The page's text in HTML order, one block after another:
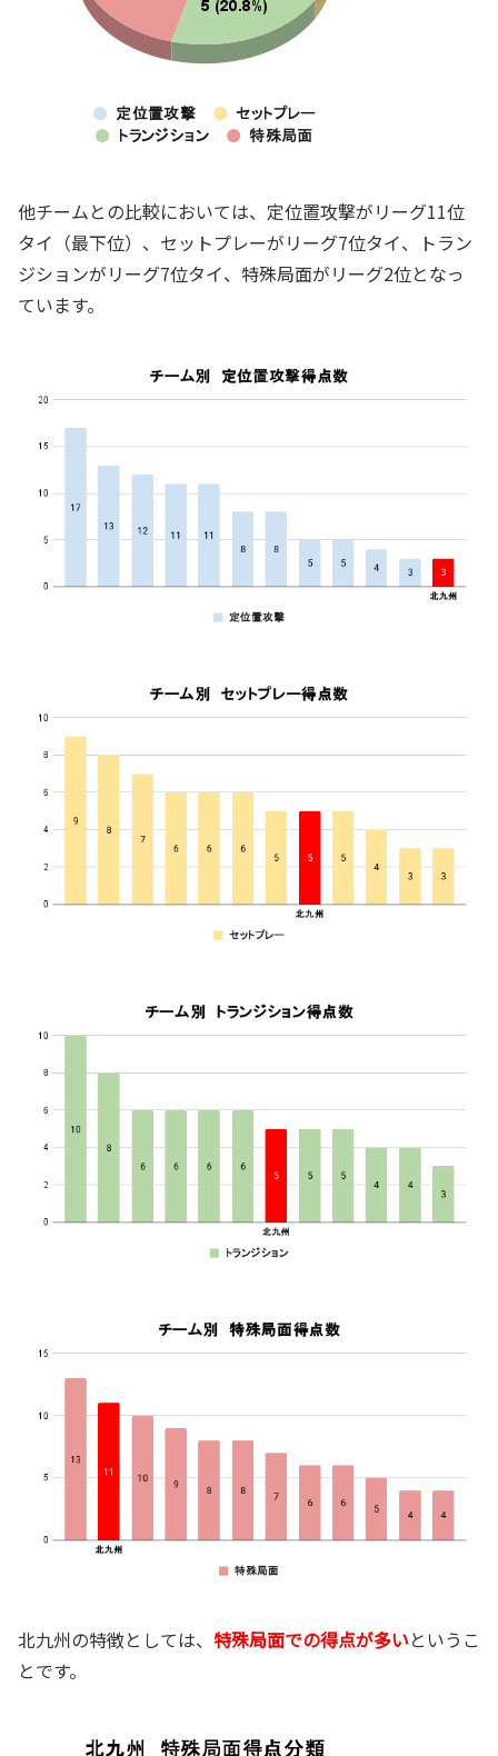
他チームとの比較においては、定位置攻撃がリーグ11位
タイ（最下位）、セットプレーがリーグ7位タイ、トラン
ジションがリーグ7位タイ、特殊局面がリーグ2位となっ
ています。
北九州の特徴としては、 特殊局面での得点が多いというこ
とです。